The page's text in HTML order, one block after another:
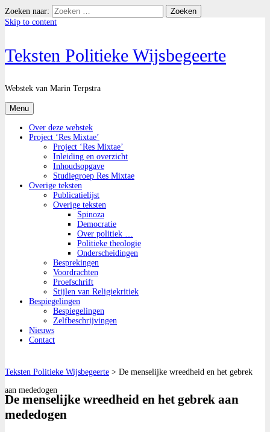
Zoeken naar:
Skip to content
Teksten Politieke Wijsbegeerte
Webstek van Marin Terpstra
Menu
Over deze webstek
Project ‘Res Mixtae’
Project ‘Res Mixtae’
Inleiding en overzicht
Inhoudsopgave
Studiegroep Res Mixtae
Overige teksten
Publicatielijst
Overige teksten
Spinoza
Democratie
Over politiek …
Politieke theologie
Onderscheidingen
Besprekingen
Voordrachten
Proefschrift
Stijlen van Religiekritiek
Bespiegelingen
Bespiegelingen
Zelfbeschrijvingen
Nieuws
Contact
Teksten Politieke Wijsbegeerte > De menselijke wreedheid en het gebrek
aan mededogen
De menselijke wreedheid en het gebrek aan
mededogen